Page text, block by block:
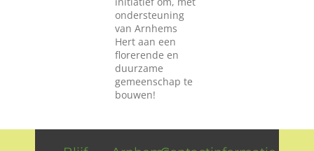
ondersteuning
van Arnhems
Hert aan een
florerende en
duurzame
gemeenschap te
bouwen!